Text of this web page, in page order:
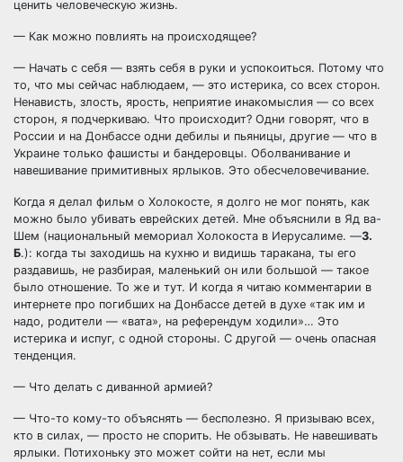
ценить человеческую жизнь.
— Как можно повлиять на происходящее?
— Начать с себя — взять себя в руки и успокоиться. Потому что
то, что мы сейчас наблюдаем, — это истерика, со всех сторон.
Ненависть, злость, ярость, неприятие инакомыслия — со всех
сторон, я подчеркиваю. Что происходит? Одни говорят, что в
России и на Донбассе одни дебилы и пьяницы, другие — что в
Украине только фашисты и бандеровцы. Оболванивание и
навешивание примитивных ярлыков. Это обесчеловечивание.
Когда я делал фильм о Холокосте, я долго не мог понять, как
можно было убивать еврейских детей. Мне объяснили в Яд ва-
Шем (национальный мемориал Холокоста в Иерусалиме. —З.
Б.): когда ты заходишь на кухню и видишь таракана, ты его
раздавишь, не разбирая, маленький он или большой — такое
было отношение. То же и тут. И когда я читаю комментарии в
интернете про погибших на Донбассе детей в духе «так им и
надо, родители — «вата», на референдум ходили»… Это
истерика и испуг, с одной стороны. С другой — очень опасная
тенденция.
— Что делать с диванной армией?
— Что-то кому-то объяснять — бесполезно. Я призываю всех,
кто в силах, — просто не спорить. Не обзывать. Не навешивать
ярлыки. Потихоньку это может сойти на нет, если мы